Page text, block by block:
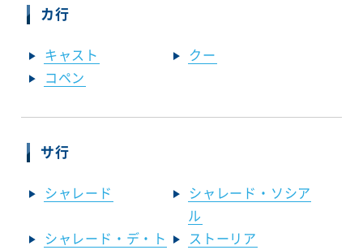
カ行
キャスト
クー
コペン
サ行
シャレード
シャレード・ソシア
ル
シャレード・デ・ト
ストーリア